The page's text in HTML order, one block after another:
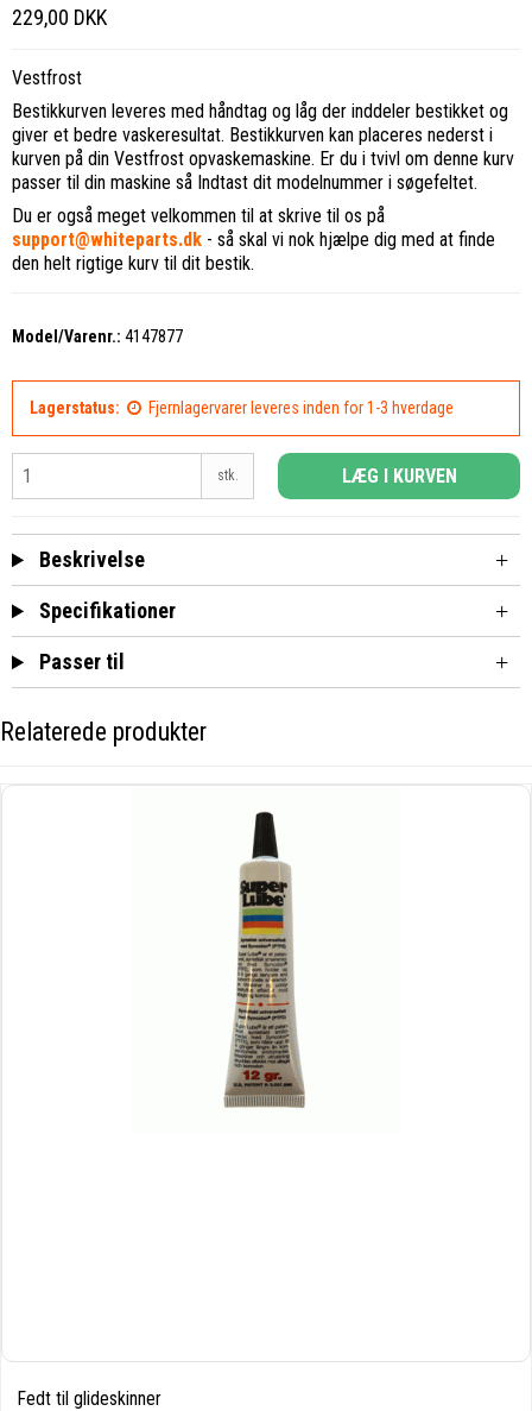
229,00 DKK
Vestfrost
Bestikkurven leveres med håndtag og låg der inddeler bestikket og
giver et bedre vaskeresultat. Bestikkurven kan placeres nederst i
kurven på din Vestfrost opvaskemaskine. Er du i tvivl om denne kurv
passer til din maskine så Indtast dit modelnummer i søgefeltet.
Du er også meget velkommen til at skrive til os på
support@whiteparts.dk - så skal vi nok hjælpe dig med at finde
den helt rigtige kurv til dit bestik.
Model/Varenr.: 4147877
Lagerstatus: Fjernlagervarer leveres inden for 1-3 hverdage
stk. LÆG I KURVEN
Beskrivelse
Specifikationer
Passer til
Relaterede produkter
Fedt til glideskinner